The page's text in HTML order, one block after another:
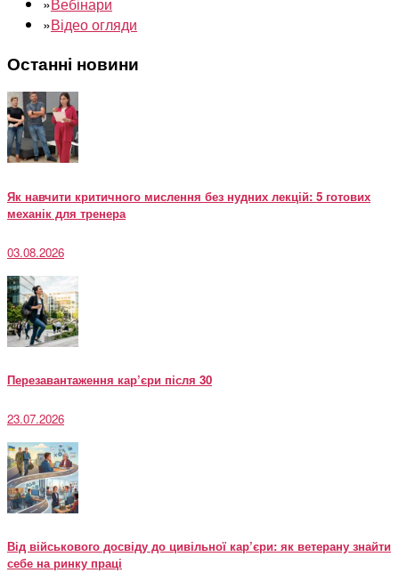
»Відео огляди
Останні новини
Як навчити критичного мислення без нудних лекцій: 5 готових
механік для тренера
03.08.2026
Перезавантаження кар’єри після 30
23.07.2026
Від військового досвіду до цивільної кар’єри: як ветерану знайти
себе на ринку праці